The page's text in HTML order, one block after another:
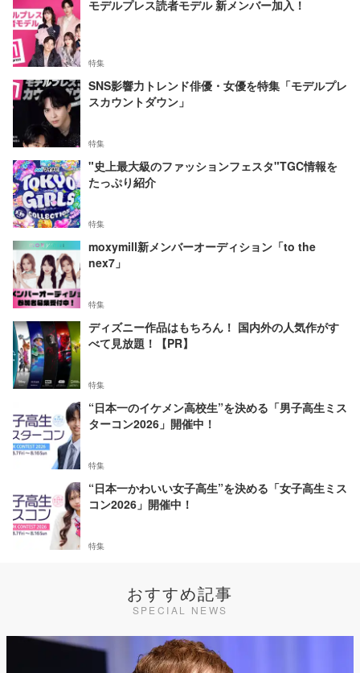
モデルプレス読者モデル 新メンバー加入！
特集
SNS影響力トレンド俳優・女優を特集「モデルプレ
スカウントダウン」
特集
"史上最大級のファッションフェスタ"TGC情報を
たっぷり紹介
特集
moxymill新メンバーオーディション「to the
nex7」
特集
ディズニー作品はもちろん！ 国内外の人気作がす
べて見放題！【PR】
特集
“日本一のイケメン高校生”を決める「男子高生ミス
ターコン2026」開催中！
特集
“日本一かわいい女子高生”を決める「女子高生ミス
コン2026」開催中！
特集
おすすめ記事
SPECIAL NEWS